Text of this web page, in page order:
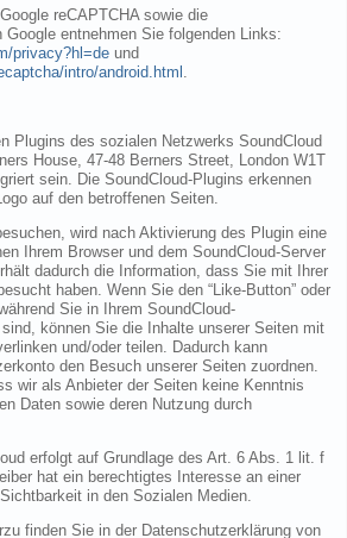
reCAPTCHA sowie die
Google entnehmen Sie folgenden Links:
privacy?hl=de und
intro/android.html
Plugins des sozialen Netzwerks SoundCloud
House, 47-48 Berners Street, London W1T
sein. Die SoundCloud-Plugins erkennen
auf den betroffenen Seiten.
wird nach Aktivierung des Plugin eine
Ihrem Browser und dem SoundCloud-Server
dadurch die Information, dass Sie mit Ihrer
haben. Wenn Sie den “Like-Button” oder
Sie in Ihrem SoundCloud-
können Sie die Inhalte unserer Seiten mit
und/oder teilen. Dadurch kann
den Besuch unserer Seiten zuordnen.
wir als Anbieter der Seiten keine Kenntnis
Daten sowie deren Nutzung durch
erfolgt auf Grundlage des Art. 6 Abs. 1 lit. f
hat ein berechtigtes Interesse an einer
in den Sozialen Medien.
finden Sie in der Datenschutzerklärung von